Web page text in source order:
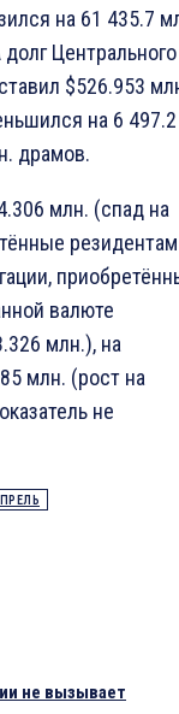
на 61 435.7
Центрального
$526.953
на 6 497.2
драмов.
млн. (спад на
валюте
млн.), на
млн. (рост на
не
не вызывает